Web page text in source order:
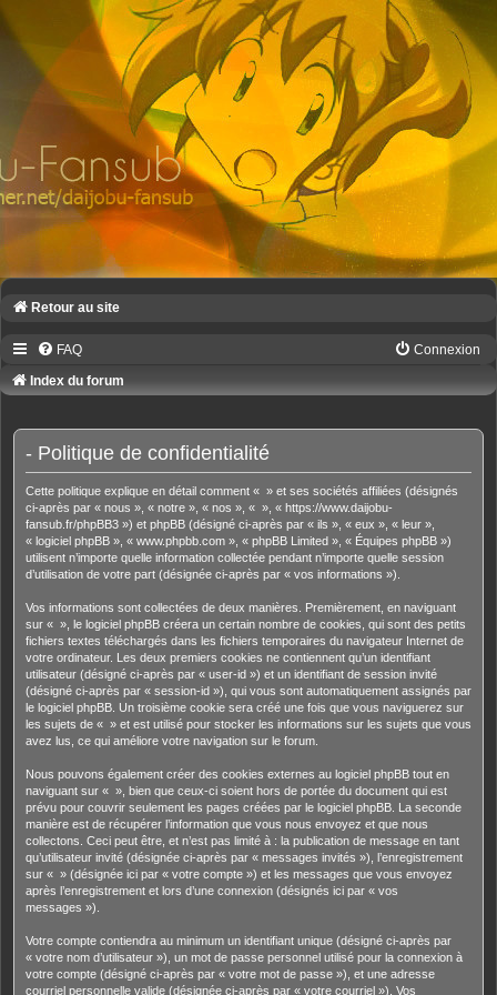
Retour au site
FAQ
Connexion
Index du forum
- Politique de confidentialité
Cette politique explique en détail comment « » et ses sociétés affiliées (désignés
ci-après par « nous », « notre », « nos », « », « https://www.daijobu-
fansub.fr/phpBB3 ») et phpBB (désigné ci-après par « ils », « eux », « leur »,
« logiciel phpBB », « www.phpbb.com », « phpBB Limited », « Équipes phpBB »)
utilisent n’importe quelle information collectée pendant n’importe quelle session
d’utilisation de votre part (désignée ci-après par « vos informations »).
Vos informations sont collectées de deux manières. Premièrement, en naviguant
sur « », le logiciel phpBB créera un certain nombre de cookies, qui sont des petits
fichiers textes téléchargés dans les fichiers temporaires du navigateur Internet de
votre ordinateur. Les deux premiers cookies ne contiennent qu’un identifiant
utilisateur (désigné ci-après par « user-id ») et un identifiant de session invité
(désigné ci-après par « session-id »), qui vous sont automatiquement assignés par
le logiciel phpBB. Un troisième cookie sera créé une fois que vous naviguerez sur
les sujets de « » et est utilisé pour stocker les informations sur les sujets que vous
avez lus, ce qui améliore votre navigation sur le forum.
Nous pouvons également créer des cookies externes au logiciel phpBB tout en
naviguant sur « », bien que ceux-ci soient hors de portée du document qui est
prévu pour couvrir seulement les pages créées par le logiciel phpBB. La seconde
manière est de récupérer l’information que vous nous envoyez et que nous
collectons. Ceci peut être, et n’est pas limité à : la publication de message en tant
qu’utilisateur invité (désignée ci-après par « messages invités »), l’enregistrement
sur « » (désignée ici par « votre compte ») et les messages que vous envoyez
après l’enregistrement et lors d’une connexion (désignés ici par « vos
messages »).
Votre compte contiendra au minimum un identifiant unique (désigné ci-après par
« votre nom d’utilisateur »), un mot de passe personnel utilisé pour la connexion à
votre compte (désigné ci-après par « votre mot de passe »), et une adresse
courriel personnelle valide (désignée ci-après par « votre courriel »). Vos